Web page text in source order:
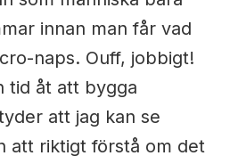
innan man får vad
naps. Ouff, jobbigt!
tid åt att bygga
att jag kan se
att riktigt förstå om det